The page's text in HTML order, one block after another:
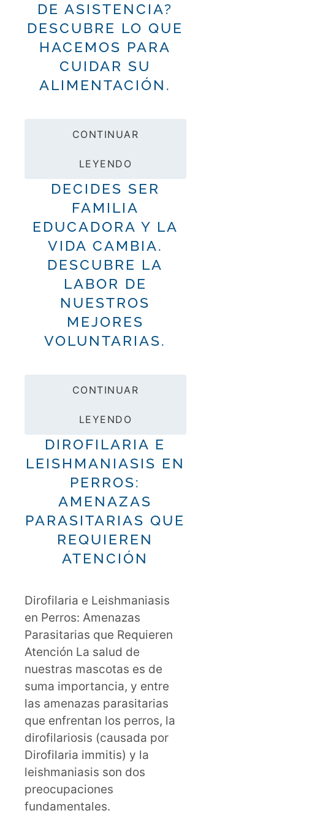
DE ASISTENCIA?
DESCUBRE LO QUE
HACEMOS PARA
CUIDAR SU
ALIMENTACIÓN.
CONTINUAR
LEYENDO
DECIDES SER
FAMILIA
EDUCADORA Y LA
VIDA CAMBIA.
DESCUBRE LA
LABOR DE
NUESTROS
MEJORES
VOLUNTARIAS.
CONTINUAR
LEYENDO
DIROFILARIA E
LEISHMANIASIS EN
PERROS:
AMENAZAS
PARASITARIAS QUE
REQUIEREN
ATENCIÓN
Dirofilaria e Leishmaniasis
en Perros: Amenazas
Parasitarias que Requieren
Atención La salud de
nuestras mascotas es de
suma importancia, y entre
las amenazas parasitarias
que enfrentan los perros, la
dirofilariosis (causada por
Dirofilaria immitis) y la
leishmaniasis son dos
preocupaciones
fundamentales.